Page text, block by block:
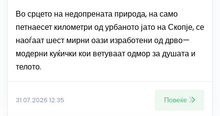
Во срцето на недопрената природа, на само
петнаесет километри од урбаното јато на Скопје, се
наоѓаат шест мирни оази изработени од дрво—
модерни куќички кои ветуваат одмор за душата и
телото.
31.07.2026 12:35 Повеќе